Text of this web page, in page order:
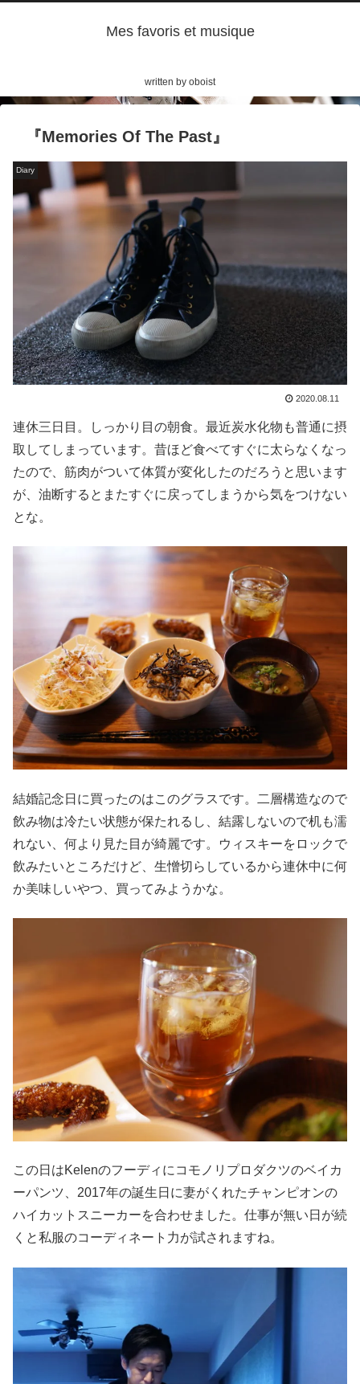
Mes favoris et musique
written by oboist
『Memories Of The Past』
Diary
2020.08.11
連休三日目。しっかり目の朝食。最近炭水化物も普通に摂
取してしまっています。昔ほど食べてすぐに太らなくなっ
たので、筋肉がついて体質が変化したのだろうと思います
が、油断するとまたすぐに戻ってしまうから気をつけない
とな。
結婚記念日に買ったのはこのグラスです。二層構造なので
飲み物は冷たい状態が保たれるし、結露しないので机も濡
れない、何より見た目が綺麗です。ウィスキーをロックで
飲みたいところだけど、生憎切らしているから連休中に何
か美味しいやつ、買ってみようかな。
この日はKelenのフーディにコモノリプロダクツのベイカ
ーパンツ、2017年の誕生日に妻がくれたチャンピオンの
ハイカットスニーカーを合わせました。仕事が無い日が続
くと私服のコーディネート力が試されますね。